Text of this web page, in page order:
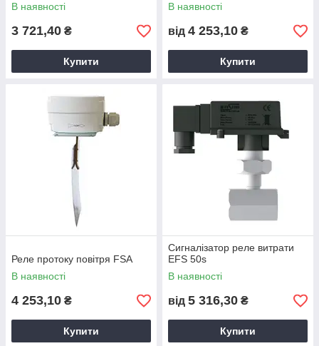
В наявності
3 721,40 ₴
Купити
В наявності
від 4 253,10 ₴
Купити
Реле протоку повітря FSA
В наявності
4 253,10 ₴
Купити
Сигналізатор реле витрати
EFS 50s
В наявності
від 5 316,30 ₴
Купити